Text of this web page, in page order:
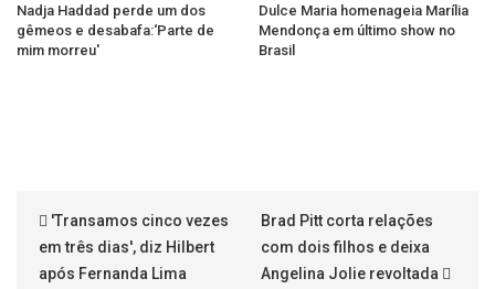
Nadja Haddad perde um dos
gêmeos e desabafa:‘Parte de
mim morreu'
Dulce Maria homenageia Marília
Mendonça em último show no
Brasil
'Transamos cinco vezes
em três dias', diz Hilbert
após Fernanda Lima
Brad Pitt corta relações
com dois filhos e deixa
Angelina Jolie revoltada